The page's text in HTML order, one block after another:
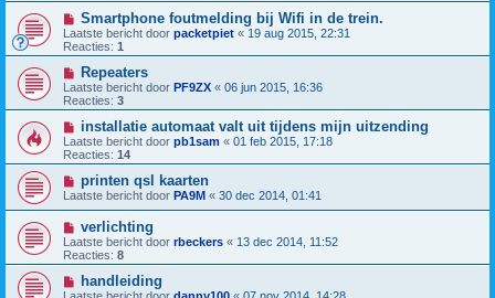
Smartphone foutmelding bij Wifi in de trein.
Laatste bericht door packetpiet « 19 aug 2015, 22:31
Reacties: 1
Repeaters
Laatste bericht door PF9ZX « 06 jun 2015, 16:36
Reacties: 3
installatie automaat valt uit tijdens mijn uitzending
Laatste bericht door pb1sam « 01 feb 2015, 17:18
Reacties: 14
printen qsl kaarten
Laatste bericht door PA9M « 30 dec 2014, 01:41
verlichting
Laatste bericht door rbeckers « 13 dec 2014, 11:52
Reacties: 8
handleiding